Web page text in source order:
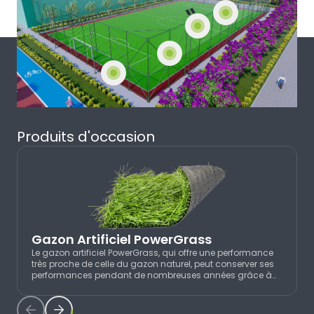
Terrains de Cricket
Football Américain
Produits d'occasion
Gazon Artificiel PowerGrass
Le gazon artificiel PowerGrass, qui offre une performance
très proche de celle du gazon naturel, peut conserver ses
performances pendant de nombreuses années grâce à
maintient la qualité de sa couleur grâce à sa résistance
aux UV, offrant ainsi aux joueurs et aux spectateurs le
başlıca amaçları aşağıda sıralanmaktadır:
İnternet sitesinin işlevselliğini ve
performansını arttırmak yoluyla sizlere
sunulan hizmetleri geliştirmek,
İnternet Sitesini iyileştirmek ve İnternet
Sitesi üzerinden yeni özellikler sunmak
ve sunulan özellikleri sizlerin tercihlerine
İnternet Sitesinin, sizin ve Kurum’un
hukuki ve ticari güvenliğinin teminini
sağlamak, Site üzerinden sahte
işlemlerin gerçekleştirilmesini önlemek;
5651 sayılı Internet Ortamında Yapılan
Yayınların Düzenlenmesi ve Bu Yayınlar
Yoluyla İşlenen Suçlarla Mücadele
Edilmesi Hakkında Kanun ve Internet
Ortamında Yapılan Yayınların
Düzenlenmesine Dair Usul ve Esaslar
Hakkında Yönetmelik’ten
kaynaklananlar başta olmak üzere,